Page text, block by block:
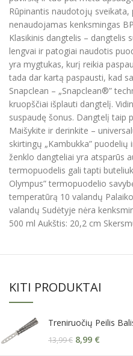
Rūpinantis naudotojų
nenaudojamas kenksmingas
Klasikinis dangtelis – dangtelis
lengvai ir patogiai naudotis
yra mygtukas, kurį reikia
tada dar kartą paspausti, kad
Snapclean – „Snapclean®”
kruopščiai išplauti dangtelį.
suspaudę šonus. Dangtelį taip
Maišykite ir derinkite –
skirtingų „Kambukka”
ženklo dangteliai yra atsparūs
termopuodelis gali tapti
Olympus” termopuodelio
temperatūrą 10 valandų
valandų Sudėtyje nėra
500 ml Aukštis: 20,2 cm
KITI PRODUKTAI
Treniruočių Peilis
13,99€ 8,99 €